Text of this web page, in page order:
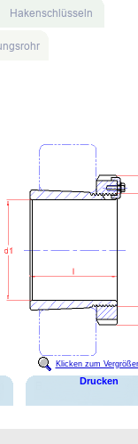
Klicken zum
Drucken